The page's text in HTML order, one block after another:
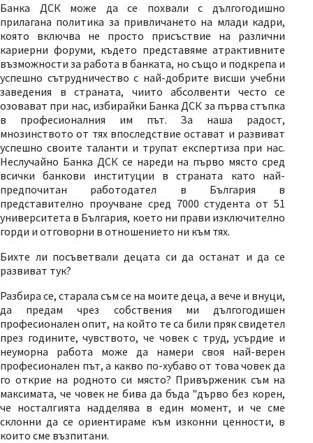
Банка ДСК може да се похвали с дългогодишно
прилагана политика за привличането на млади кадри,
която включва не просто присъствие на различни
кариерни форуми, където представяме атрактивните
възможности за работа в банката, но също и подкрепа и
успешно сътрудничество с най-добрите висши учебни
заведения в страната, чиито абсолвенти често се
озовават при нас, избирайки Банка ДСК за първа стъпка
в професионалния им път. За наша радост,
мнозинството от тях впоследствие остават и развиват
успешно своите таланти и трупат експертиза при нас.
Неслучайно Банка ДСК се нареди на първо място сред
всички банкови институции в страната като най-
предпочитан работодател в България в
представително проучване сред 7000 студента от 51
университета в България, което ни прави изключително
горди и отговорни в отношението ни към тях.
Бихте ли посъветвали децата си да останат и да се
развиват тук?
Разбира се, старала съм се на моите деца, а вече и внуци,
да предам чрез собствения ми дългогодишен
професионален опит, на който те са били пряк свидетел
през годините, чувството, че човек с труд, усърдие и
неуморна работа може да намери своя най-верен
професионален път, а какво по-хубаво от това човек да
го открие на родното си място? Привърженик съм на
максимата, че човек не бива да бъда "дърво без корен,
че носталгията надделява в един момент, и че сме
склонни да се ориентираме към изконни ценности, в
които сме възпитани.